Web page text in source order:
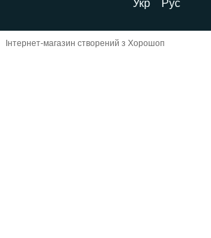
Укр Рус
Інтернет-магазин створений з Хорошоп